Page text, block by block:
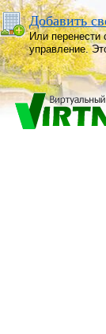
Добавить
Или
управление.